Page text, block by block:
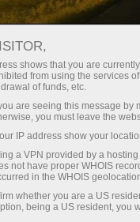
InstaForex
эга
елкаси,
спред ва
шунингдек
индекслар
учун қулай
Кичик
Ҳар бир
30% бонус
Савдода
ва трассада
shows that you are
from using the services
of funds, etc.
are seeing this message by
you must leave the
IP address show your
a VPN provided by a
not have proper WHOIS
in the WHOIS
whether you are a US
being a US resident, you